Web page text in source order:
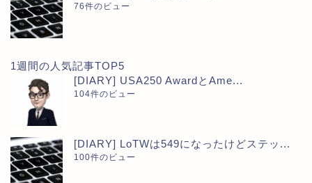
76件のビュー
1週間の人気記事TOP5
[DIARY] USA250 AwardとAme...
104件のビュー
[DIARY] LoTWは549になったけどステッ...
100件のビュー